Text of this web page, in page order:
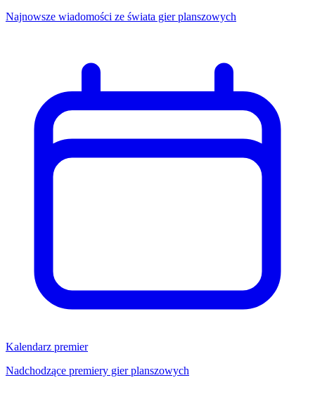
Najnowsze wiadomości ze świata gier planszowych
Kalendarz premier
Nadchodzące premiery gier planszowych